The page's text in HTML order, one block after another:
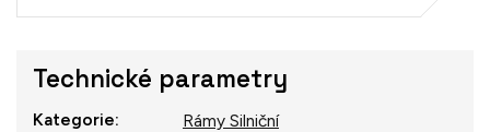
Technické parametry
Kategorie:
Rámy Silniční